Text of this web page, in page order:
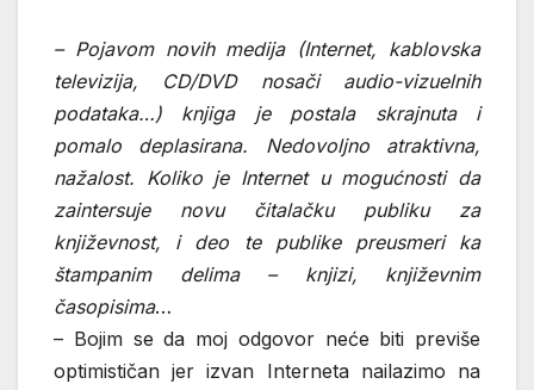
– Pojavom novih medija (Internet, kablovska
televizija, CD/DVD nosači audio-vizuelnih
podataka…) knjiga je postala skrajnuta i
pomalo deplasirana. Nedovoljno atraktivna,
nažalost. Koliko je Internet u mogućnosti da
zaintersuje novu čitalačku publiku za
književnost, i deo te publike preusmeri ka
štampanim delima – knjizi, književnim
časopisima…
– Bojim se da moj odgovor neće biti previše
optimističan jer izvan Interneta nailazimo na